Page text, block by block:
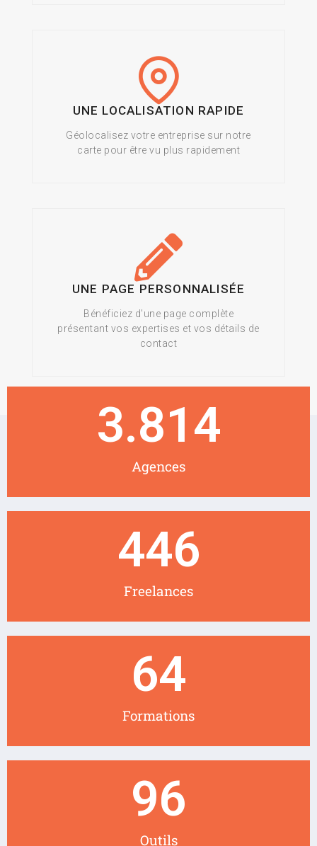
UNE LOCALISATION RAPIDE
Géolocalisez votre entreprise sur notre
carte pour être vu plus rapidement
UNE PAGE PERSONNALISÉE
Bénéficiez d'une page complète
présentant vos expertises et vos détails de
contact
Agences
3.814
Freelances
446
Formations
64
Outils
96